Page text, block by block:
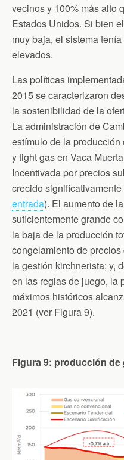
vecinos y 100% más alto
Estados Unidos. Si bien
muy baja, el sistema
elevados.
Las políticas
2015 se caracterizaron
la sostenibilidad de la
La administración de
estímulo de la
y tight gas en Vaca
Incentivada por precios
crecido
entrada). El aumento de
suficientemente grande
la baja de la producción
congelamiento de
la gestión kirchnerista; y,
en las reglas de juego, la
máximos históricos
2021 (ver Figura 9).
Figura 9: producción de